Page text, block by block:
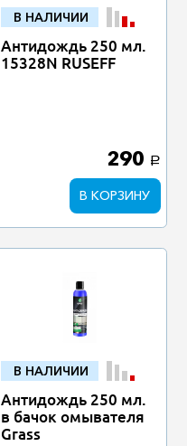
В НАЛИЧИИ
Антидождь 250 мл.
15328N RUSEFF
290 a
В КОРЗИНУ
В НАЛИЧИИ
Антидождь 250 мл.
в бачок омывателя
Grass